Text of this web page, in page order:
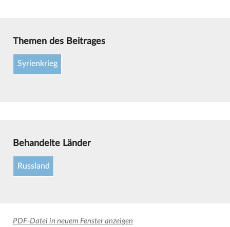
Themen des Beitrages
Syrienkrieg
Behandelte Länder
Russland
PDF-Datei in neuem Fenster anzeigen